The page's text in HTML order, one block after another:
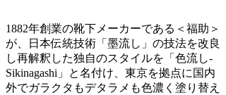
1882年創業の靴下メーカーである＜福助＞
が、日本伝統技術「墨流し」の技法を改良
し再解釈した独自のスタイルを「色流し-
Sikinagashi」と名付け、東京を拠点に国内
外でガラクタもデタラメも色濃く塗り替え